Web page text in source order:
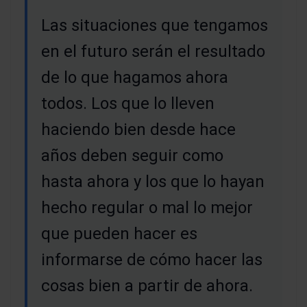
Las situaciones que tengamos
en el futuro serán el resultado
de lo que hagamos ahora
todos. Los que lo lleven
haciendo bien desde hace
años deben seguir como
hasta ahora y los que lo hayan
hecho regular o mal lo mejor
que pueden hacer es
informarse de cómo hacer las
cosas bien a partir de ahora.